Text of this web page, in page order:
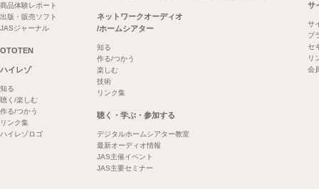
商品体験レポート
出版・販売ソフト
JASジャーナル
OTOTEN
ハイレゾ
知る
聴く/楽しむ
作る/つかう
リンク集
ハイレゾロゴ
ネットワークオーディオ
/ホームシアター
知る
作る/つかう
楽しむ
技術
リンク集
聴く・学ぶ・参加する
デジタルホームシアター教室
最新オーディオ情報
JAS主催イベント
JAS主要セミナー
サ
サ
プ
セ
リ
会